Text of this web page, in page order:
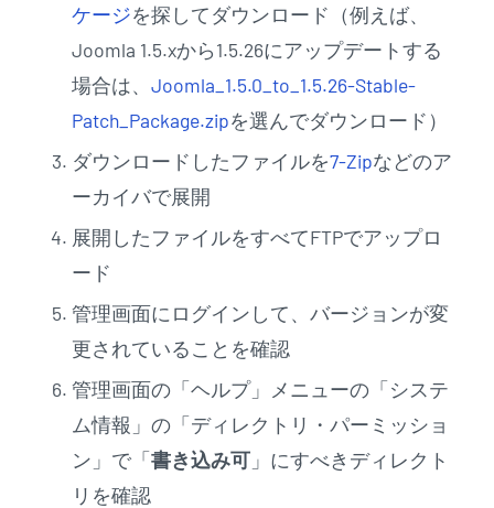
ケージを探してダウンロード（例えば、
Joomla 1.5.xから1.5.26にアップデートする
場合は、Joomla_1.5.0_to_1.5.26-Stable-
Patch_Package.zipを選んでダウンロード）
ダウンロードしたファイルを7-Zipなどのア
ーカイバで展開
展開したファイルをすべてFTPでアップロ
ード
管理画面にログインして、バージョンが変
更されていることを確認
管理画面の「ヘルプ」メニューの「システ
ム情報」の「ディレクトリ・パーミッショ
ン」で「書き込み可 」にすべきディレクト
リを確認